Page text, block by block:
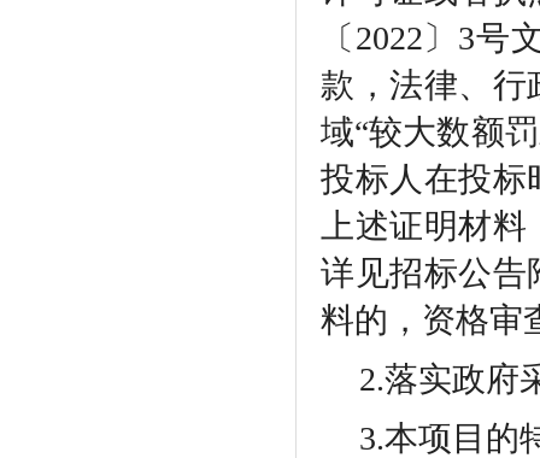
〔2022〕3
款，法律、行
域“较大数额
投标人在投标
上述证明材
详见招标公告
料的，资格审
2.落实政府
3.本项目的